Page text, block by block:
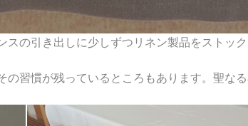
スの引き出しに少しずつリネン製品をストッ
の習慣が残っているところもあります。聖な